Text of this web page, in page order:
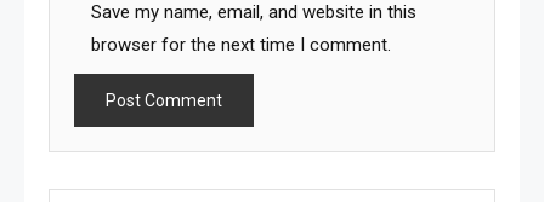
Save my name, email, and website in this
browser for the next time I comment.